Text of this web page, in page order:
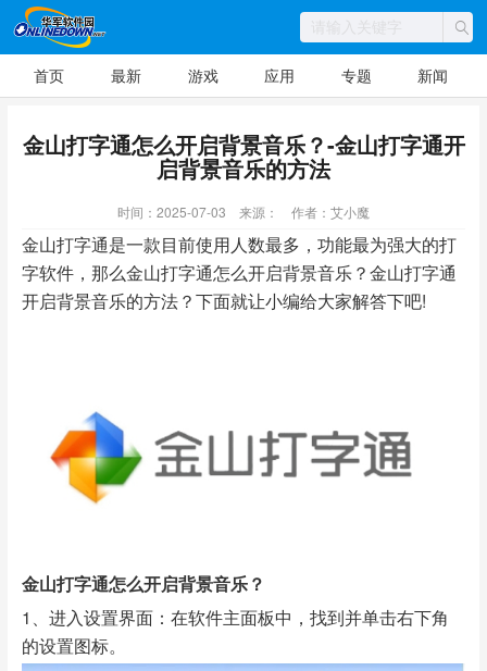
首页 最新 游戏 应用 专题 新闻
金山打字通怎么开启背景音乐？-金山打字通开
启背景音乐的方法
时间：2025-07-03 来源： 作者：艾小魔
金山打字通是一款目前使用人数最多，功能最为强大的打
字软件，那么金山打字通怎么开启背景音乐？金山打字通
开启背景音乐的方法？下面就让小编给大家解答下吧!
金山打字通怎么开启背景音乐？
1、进入设置界面：在软件主面板中，找到并单击右下角
的设置图标。